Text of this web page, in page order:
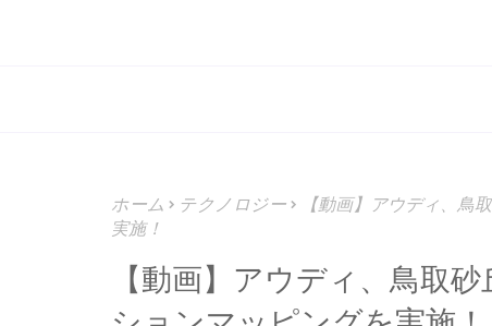
ホーム テクノロジー
【動画】アウディ、鳥
実施！
【動画】アウディ、鳥取